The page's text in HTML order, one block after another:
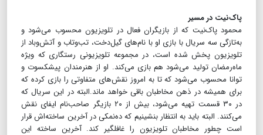
پاک‌نیت در مسیر
محمود پاک‌نیت که از بازیگران فعال در تلویزیون محسوب می‌شود و
به‌تازگی سه سریال با بازی او با نام‌های گیل‌دخت، تب‌وتاب و آتش‌وباد از
تلویزیون پخش شده است، در مجموعه تلویزیونی رستگاری که ویژه
ماه‌رمضان تولید می‌شود هم بازی می‌کند. او از هنرمندان پیشکسوت و
توانا محسوب می‌شود که تا به امروز نقش‌های متفاوتی را بازی کرده که
برای همیشه در ذهن مخاطبان باقی خواهد ماند.البته در این سریال که
در ۳۰ قسمت تهیه می‌شود، بیش از ۲۰ بازیگر صاحب‌نام ایفای نقش
می‌کنند. البته باید به انتظار بنشینیم که ده‌نمکی در آخرین ساخته‌اش قرار
است چطور مخاطبان تلویزیون را غافلگیر کند. آخرین ساخته این